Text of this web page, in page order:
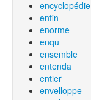
encyclopédie
enfin
enorme
enqu
ensemble
entenda
entier
envelloppe